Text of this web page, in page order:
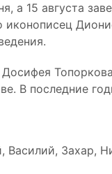
а 15 августа
иконописец
В последние
Василий, Захар,